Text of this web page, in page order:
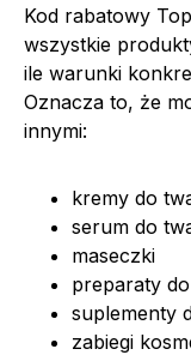
Kod rabatowy
wszystkie
ile warunki
Oznacza to, że
innymi:
kremy do
serum do
maseczki
preparaty
suplementy
zabiegi